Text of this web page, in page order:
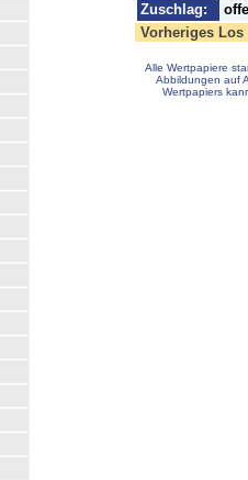
Zuschlag:
Vorheriges Los
Alle Wertpapiere
Abbildungen auf
Wertpapiers